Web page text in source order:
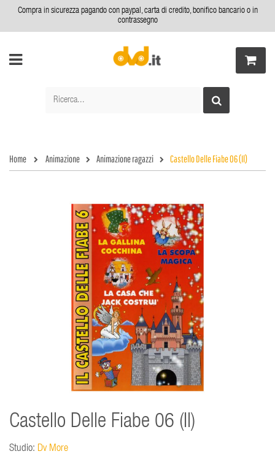
Compra in sicurezza pagando con paypal, carta di credito, bonifico bancario o in
contrassegno
Home Animazione Animazione ragazzi Castello Delle Fiabe 06 (Il)
Castello Delle Fiabe 06 (Il)
Studio: Dv More